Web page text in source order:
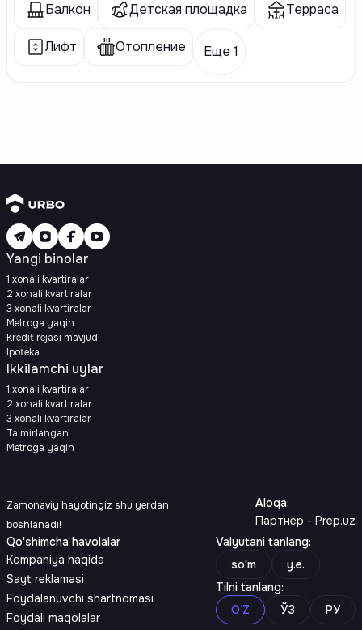
Балкон Детская площадка Терраса
Лифт Отопление Еще 1
Yangi binolar
1 xonali kvartiralar
2 xonali kvartiralar
3 xonali kvartiralar
Metroga yaqin
Kredit rejasi mavjud
Ipoteka
Ikkilamchi uylar
1 xonali kvartiralar
2 xonali kvartiralar
3 xonali kvartiralar
Ta'mirlangan
Metroga yaqin
Zamonaviy hayotingiz shu yerdan
boshlanadi!
Aloqa:
Партнер - Prep.uz
Qo'shimcha havolalar
Kompaniya haqida
Sayt reklamasi
Foydalanuvchi shartnomasi
Foydali maqolalar
Valyutani tanlang:
so'm
y.e.
Tilni tanlang:
O‘Z
ЎЗ РУ